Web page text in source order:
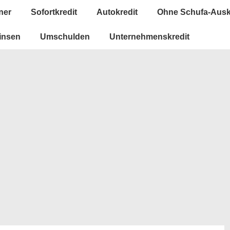
Sofortkredit Autokredit Ohne Schufa-
Umschulden Unternehmenskredit